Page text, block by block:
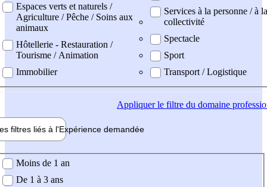
Espaces verts et naturels /
Agriculture / Pêche / Soins aux
animaux
Hôtellerie - Restauration /
Tourisme / Animation
Immobilier
Services à la personne / à la
collectivité
Spectacle
Sport
Transport / Logistique
Appliquerle filtre du domaine
filtres liés à l'Expérience demandée
demandée
Moins de 1 an
De 1 à 3 ans